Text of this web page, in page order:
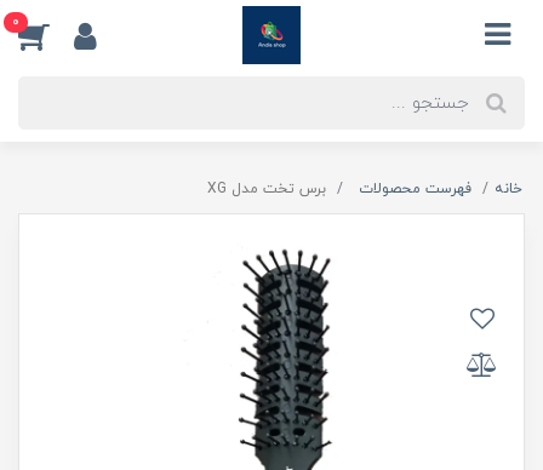
0
خانه فهرست محصولات برس تخت مدل XG